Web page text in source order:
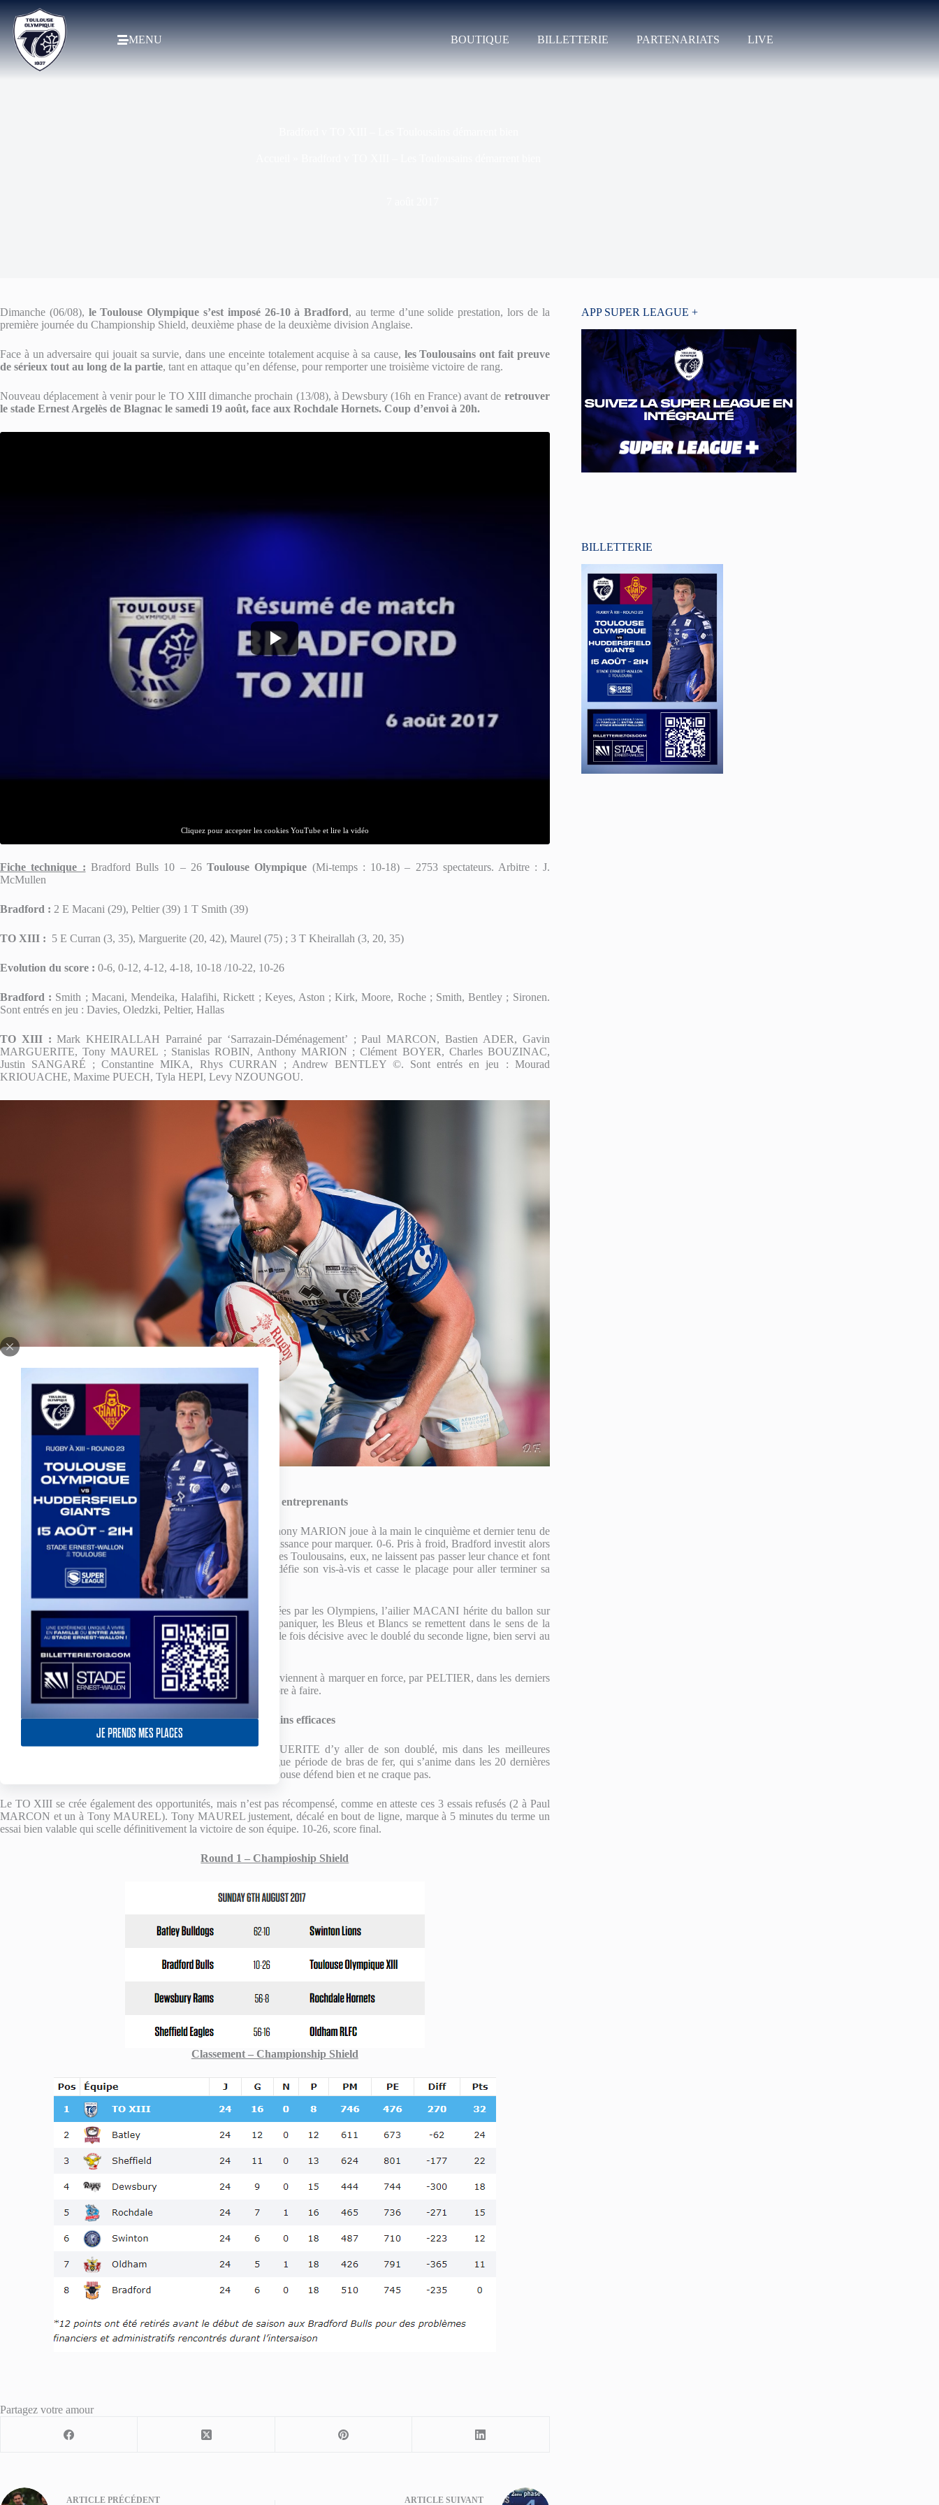
JE PRENDS MES PLACES
MENU BOUTIQUE BILLETTERIE PARTENARIATS LIVE
Dimanche (06/08), le Toulouse Olympique s’est imposé 26-10 à Bradford, au terme d’une solide prestation, lors de la
première journée du Championship Shield, deuxième phase de la deuxième division Anglaise.
Face à un adversaire qui jouait sa survie, dans une enceinte totalement acquise à sa cause, les Toulousains ont fait preuve
de sérieux tout au long de la partie, tant en attaque qu’en défense, pour remporter une troisième victoire de rang.
Nouveau déplacement à venir pour le TO XIII dimanche prochain (13/08), à Dewsbury (16h en France) avant de retrouver
le stade Ernest Argelès de Blagnac le samedi 19 août, face aux Rochdale Hornets. Coup d’envoi à 20h.
Cliquez pour accepter les cookies YouTube et lire la vidéo
Fiche technique : Bradford Bulls 10 – 26Toulouse Olympique (Mi-temps : 10-18) – 2753 spectateurs. Arbitre : J.
McMullen
Bradford : 2 E Macani (29), Peltier (39) 1 T Smith (39)
TO XIII : 5 E Curran (3, 35), Marguerite (20, 42), Maurel (75) ; 3 T Kheirallah (3, 20, 35)
Evolution du score : 0-6, 0-12, 4-12, 4-18, 10-18 /10-22, 10-26
Bradford : Smith ; Macani, Mendeika, Halafihi, Rickett ; Keyes, Aston ; Kirk, Moore, Roche ; Smith, Bentley ; Sironen.
Sont entrés en jeu : Davies, Oledzki, Peltier, Hallas
TO XIII : Mark KHEIRALLAH Parrainé par ‘Sarrazain-Déménagement’ ; Paul MARCON, Bastien ADER, Gavin
MARGUERITE, Tony MAUREL ; Stanislas ROBIN, Anthony MARION ; Clément BOYER, Charles BOUZINAC,
Justin SANGARÉ ; Constantine MIKA, Rhys CURRAN ; Andrew BENTLEY ©. Sont entrés en jeu : Mourad
KRIOUACHE, Maxime PUECH, Tyla HEPI, Levy NZOUNGOU.
Résumé du match :
Des Toulousains entreprenants
Tout commence bien pour le TO. Dès la troisième minute, Anthony MARION joue à la main le cinquième et dernier tenu de
la chaine, et sert un Rhys CURRAN lancé qui fait parler sa puissance pour marquer. 0-6. Pris à froid, Bradford investit alors
le camp Français mais sans se montrer réellement dangereux. Les Toulousains, eux, ne laissent pas passer leur chance et font
le break : sur une attaque classique, Gavin MARGUERITE défie son vis-à-vis et casse le placage pour aller terminer sa
course en terre promise. 0-12.
Les Bulls repartent à l’attaque, et après deux pénalités concédées par les Olympiens, l’ailier MACANI hérite du ballon sur
son aile et offre les premiers points à son équipe. 4-12. Sans paniquer, les Bleus et Blancs se remettent dans le sens de la
marche, et la paire MARION-CURRAN se montre une nouvelle fois décisive avec le doublé du seconde ligne, bien servi au
près par son demi. 4-18.
C’est bien connu, les Anglais ne lâchent rien et ces derniers parviennent à marquer en force, par PELTIER, dans les derniers
instants de la première période. 10-18 à la pause, tout reste encore à faire.
Des Toulousains efficaces
Dès le retour des vestiaires, c’est au tour de Gavin MARGUERITE d’y aller de son doublé, mis dans les meilleures
conditions par ses coéquipiers. 10-22. S’en suit alors une longue période de bras de fer, qui s’anime dans les 20 dernières
minutes du match. Bradford se procure des occasions mais Toulouse défend bien et ne craque pas.
Le TO XIII se crée également des opportunités, mais n’est pas récompensé, comme en atteste ces 3 essais refusés (2 à Paul
MARCON et un à Tony MAUREL). Tony MAUREL justement, décalé en bout de ligne, marque à 5 minutes du terme un
essai bien valable qui scelle définitivement la victoire de son équipe. 10-26, score final.
Round 1 – Champioship Shield
Classement – Championship Shield
Partagez votre amour
ARTICLE PRÉCÉDENT ARTICLESUIVANT
APP SUPER LEAGUE +
BILLETTERIE